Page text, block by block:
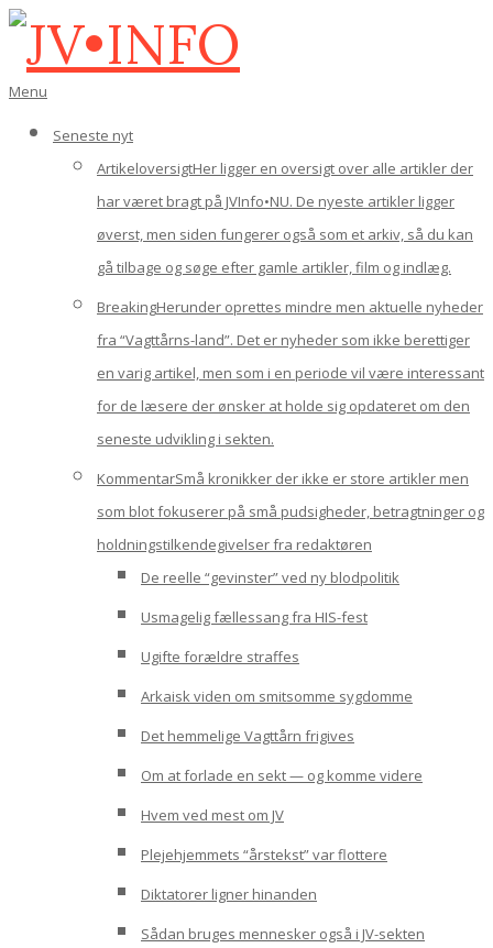
Gå
indhold
JV•INFO
Den
navigations-
Menu
Seneste nyt
ArtikeloversigtHer ligger en oversigt over alle artikler der
har været bragt på JVInfo•NU. De nyeste artikler ligger
øverst, men siden fungerer også som et arkiv, så du kan
gå tilbage og søge efter gamle artikler, film og indlæg.
BreakingHerunder oprettes mindre men aktuelle nyheder
fra “Vagttårns-land”. Det er nyheder som ikke berettiger
en varig artikel, men som i en periode vil være interessant
for de læsere der ønsker at holde sig opdateret om den
seneste udvikling i sekten.
KommentarSmå kronikker der ikke er store artikler men
som blot fokuserer på små pudsigheder, betragtninger og
holdningstilkendegivelser fra redaktøren
De reelle “gevinster” ved ny blodpolitik
Usmagelig fællessang fra HIS-fest
Ugifte forældre straffes
Arkaisk viden om smitsomme sygdomme
Det hemmelige Vagttårn frigives
Om at forlade en sekt — og komme videre
Hvem ved mest om JV
Plejehjemmets “årstekst” var flottere
Diktatorer ligner hinanden
Sådan bruges mennesker også i JV-sekten